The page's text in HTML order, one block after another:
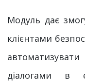
​Модуль дає
клієнтами
діалогами в